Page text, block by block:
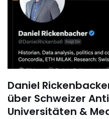
Daniel
über Schweizer
Universitäten &